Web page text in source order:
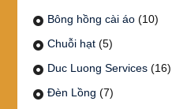
Bông hồng cài áo (10)
Chuỗi hạt (5)
Duc Luong Services (16)
Đèn Lồng (7)